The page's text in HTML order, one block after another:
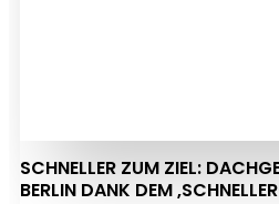
SCHNELLER ZUM ZIEL:
BERLIN DANK DEM